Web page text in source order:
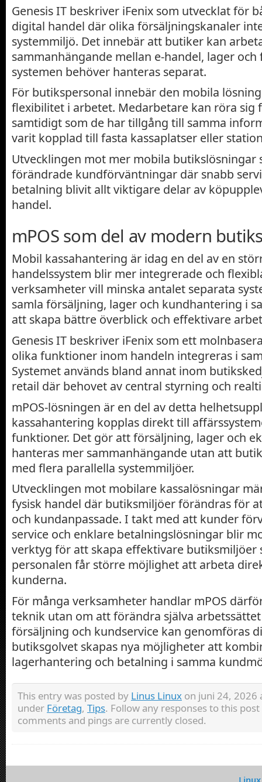
Genesis IT beskriver iFenix som utvecklat för
digital handel där olika försäljningskanaler
systemmiljö. Det innebär att butiker kan
sammanhängande mellan e-handel, lager
systemen behöver hanteras separat.
För butikspersonal innebär den mobila
flexibilitet i arbetet. Medarbetare kan röra sig
samtidigt som de har tillgång till samma
varit kopplad till fasta kassaplatser eller
Utvecklingen mot mer mobila butikslösningar
förändrade kundförväntningar där snabb
betalning blivit allt viktigare delar av
handel.
mPOS som del av modern
Mobil kassahantering är idag en del av en
handelssystem blir mer integrerade och
verksamheter vill minska antalet separata
samla försäljning, lager och kundhantering i
att skapa bättre överblick och effektivare
Genesis IT beskriver iFenix som ett
olika funktioner inom handeln integreras i
Systemet används bland annat inom
retail där behovet av central styrning och
mPOS-lösningen är en del av detta
kassahantering kopplas direkt till
funktioner. Det gör att försäljning, lager och
hanteras mer sammanhängande utan att
med flera parallella systemmiljöer.
Utvecklingen mot mobilare kassalösningar
fysisk handel där butiksmiljöer förändras för
och kundanpassade. I takt med att kunder
service och enklare betalningslösningar blir
verktyg för att skapa effektivare butiksmiljöer
personalen får större möjlighet att arbeta
kunderna.
För många verksamheter handlar mPOS
teknik utan om att förändra själva
försäljning och kundservice kan genomföras
butiksgolvet skapas nya möjligheter att
lagerhantering och betalning i samma
This entry was posted by Linus Linux on juni 24, 2026
under Företag, Tips. Follow any responses to this
comments and pings are currently closed.